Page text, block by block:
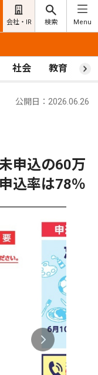
会社・IR 検索 Menu
社会 教育 ス
公開日：2026.06.26
申込の60万
込率は78％